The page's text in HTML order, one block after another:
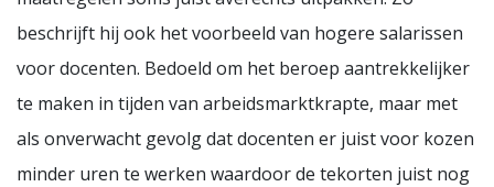
beschrijft hij ook het voorbeeld van hogere salarissen
voor docenten. Bedoeld om het beroep aantrekkelijker
te maken in tijden van arbeidsmarktkrapte, maar met
als onverwacht gevolg dat docenten er juist voor kozen
minder uren te werken waardoor de tekorten juist nog